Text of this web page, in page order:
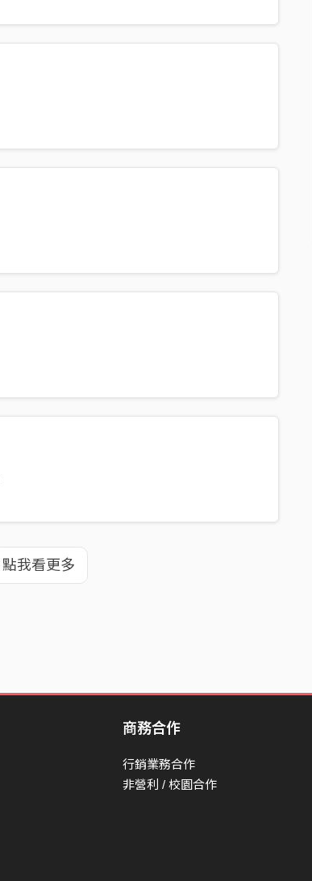
點我看更多
商務合作
行銷業務合作
非營利 / 校園合作